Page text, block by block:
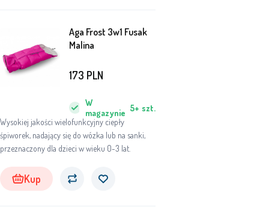
Aga Frost 3w1 Fusak
Malina
Wysokiej jakości wielofunkcyjny ciepły
śpiworek, nadający się do wózka lub na sanki,
przeznaczony dla dzieci w wieku 0-3 lat.
W
magazynie 5+ szt.
173 PLN
Kup